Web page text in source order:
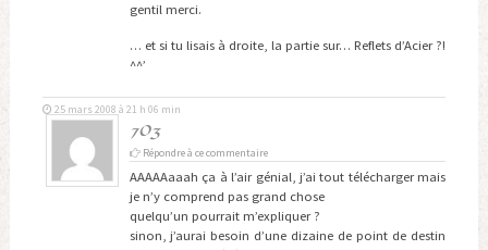
gentil merci.
… et si tu lisais à droite, la partie sur… Reflets d’Acier ?!
^^’
703
25 mars 2008 à 21 h 06 min
Répondre à ce commentaire
AAAAAaaah ça à l’air génial, j’ai tout télécharger mais
je n’y comprend pas grand chose
quelqu’un pourrait m’expliquer ?
sinon, j’aurai besoin d’une dizaine de point de destin